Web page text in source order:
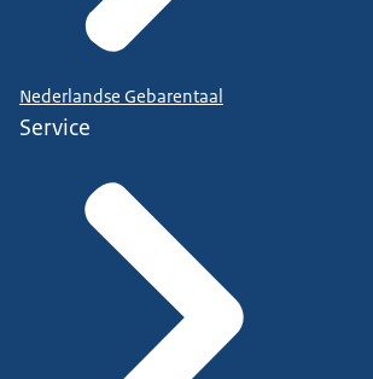
Nederlandse Gebarentaal
Service